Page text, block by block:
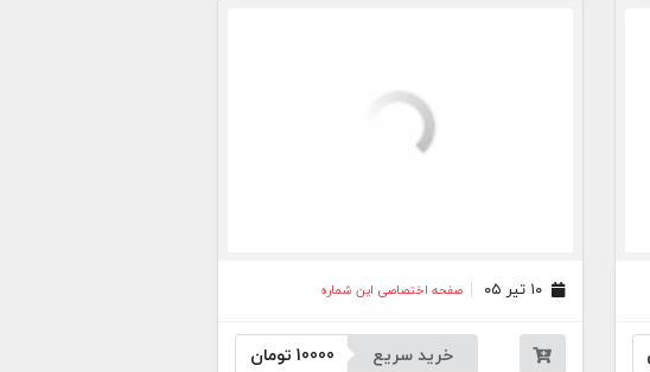
صفحه اختصاصی این شماره
خرید سریع 10000 تومان